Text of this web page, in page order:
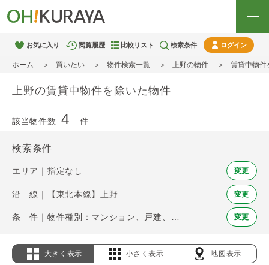
お気に入り 閲覧履歴 比較リスト 検索条件 ログイン
ホーム 買いたい 物件検索一覧 上野の物件 賃貸中物件
上野の賃貸中物件を除いた物件
該当物件数 4 件
検索条件
エリア｜指定なし 変更
沿 線｜【東北本線】上野 変更
変更
大きく表示 小さく表示 地図表示